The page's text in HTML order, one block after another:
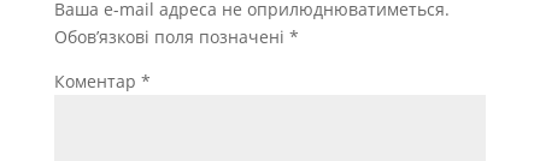
Ваша e-mail адреса не оприлюднюватиметься.
Обов’язкові поля позначені *
Коментар *